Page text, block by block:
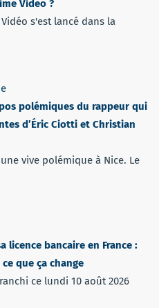
Video ?
s'est lancé dans la
polémiques du rappeur qui
d’Éric Ciotti et Christian
vive polémique à Nice. Le
licence bancaire en France :
que ça change
ce lundi 10 août 2026